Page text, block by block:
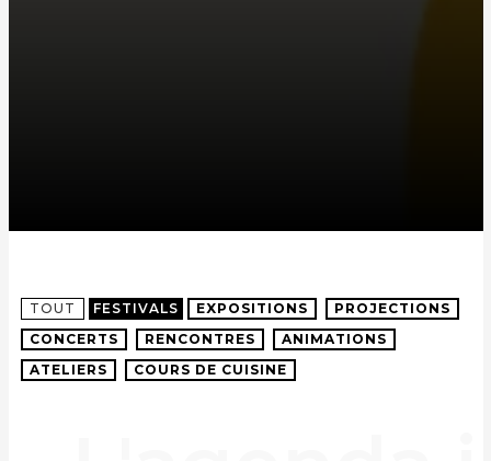
TOUT FESTIVALS EXPOSITIONS
PROJECTIONS
CONCERTS
RENCONTRES
ANIMATIONS
ATELIERS
COURS DE CUISINE